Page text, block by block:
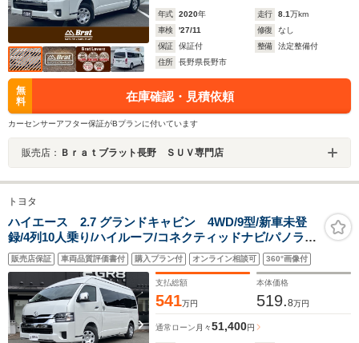
年式 2020年 走行 8.1万km
車検
'27/11 修復
なし
保証
保証付 整備
法定整備付
住所
長野県長野市
無
料
在庫確認・見積依頼
カーセンサーアフター保証がBプランに付いています
販売店： Ｂｒａｔブラット長野 ＳＵＶ専門店
トヨタ
ハイエース 2.7 グランドキャビン 4WD/9型/新車未登
録/4列10人乗り/ハイルーフ/コネクティッドナビ/パノラミ
ックビューモニター/デジタルインナーミラー/パワースラ
イドドア/寒冷地仕様/BiBeamヘッド/コーナーセンサー
販売店保証 車両品質評価書付 購入プラン付 オンライン相談可 360°画像付
支払総額
541万円
本体価格
519.8万円
通常ローン 月々51,400円